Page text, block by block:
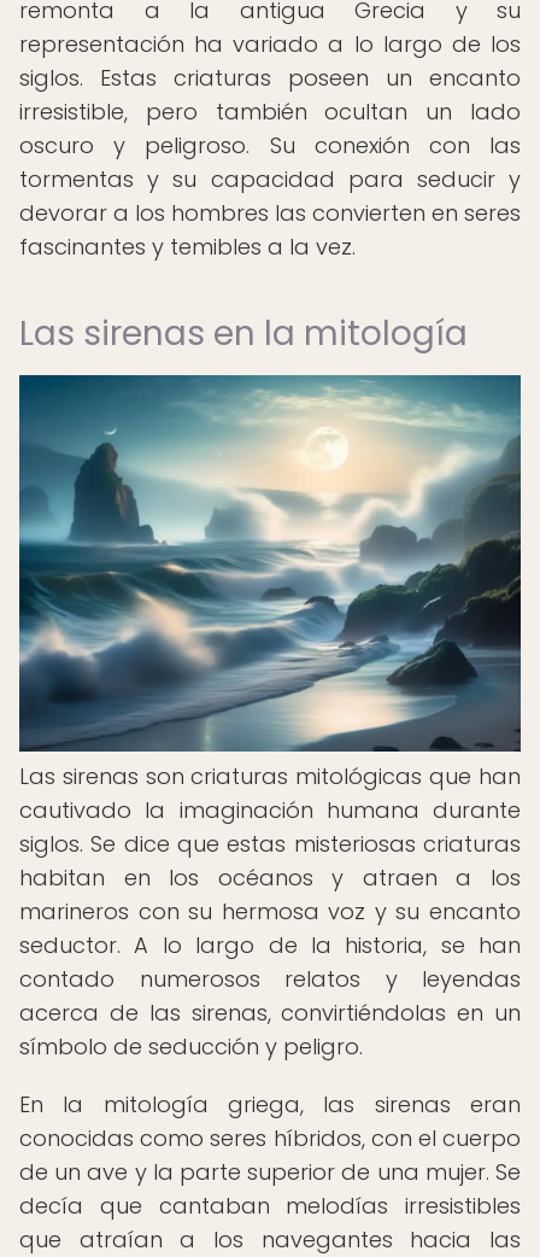
remonta a la antigua Grecia y su
representación ha variado a lo largo de los
siglos. Estas criaturas poseen un encanto
irresistible, pero también ocultan un lado
oscuro y peligroso. Su conexión con las
tormentas y su capacidad para seducir y
devorar a los hombres las convierten en seres
fascinantes y temibles a la vez.
Las sirenas en la mitología
Las sirenas son criaturas mitológicas que han
cautivado la imaginación humana durante
siglos. Se dice que estas misteriosas criaturas
habitan en los océanos y atraen a los
marineros con su hermosa voz y su encanto
seductor. A lo largo de la historia, se han
contado numerosos relatos y leyendas
acerca de las sirenas, convirtiéndolas en un
símbolo de seducción y peligro.
En la mitología griega, las sirenas eran
conocidas como seres híbridos, con el cuerpo
de un ave y la parte superior de una mujer. Se
decía que cantaban melodías irresistibles
que atraían a los navegantes hacia las